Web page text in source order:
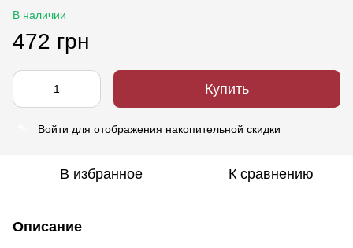
В наличии
472 грн
Купить
Войти для отображения накопительной скидки
В избранное К сравнению
Описание